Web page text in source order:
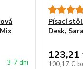
3-7 dni
Písací
Desk,
123,21
100,17 €